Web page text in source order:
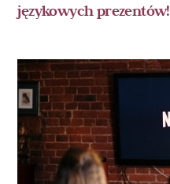
językowych prezentów!